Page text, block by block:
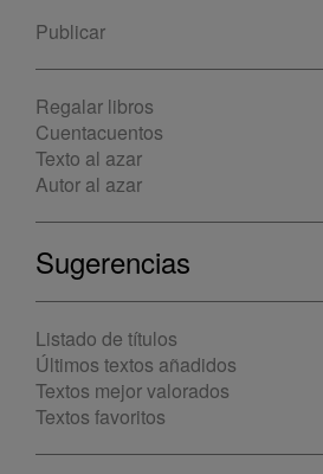
Publicar
Regalar libros
Cuentacuentos
Texto al azar
Autor al azar
Sugerencias
Listado de títulos
Últimos textos añadidos
Textos mejor valorados
Textos favoritos